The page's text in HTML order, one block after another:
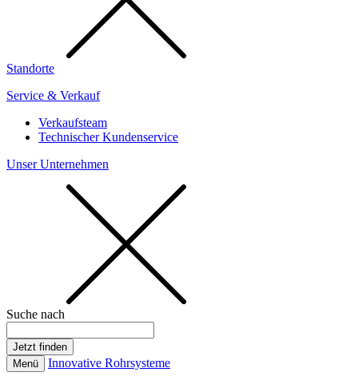
Standorte
Service & Verkauf
Verkaufsteam
Technischer Kundenservice
Unser Unternehmen
Suche nach
Menü Innovative Rohrsysteme